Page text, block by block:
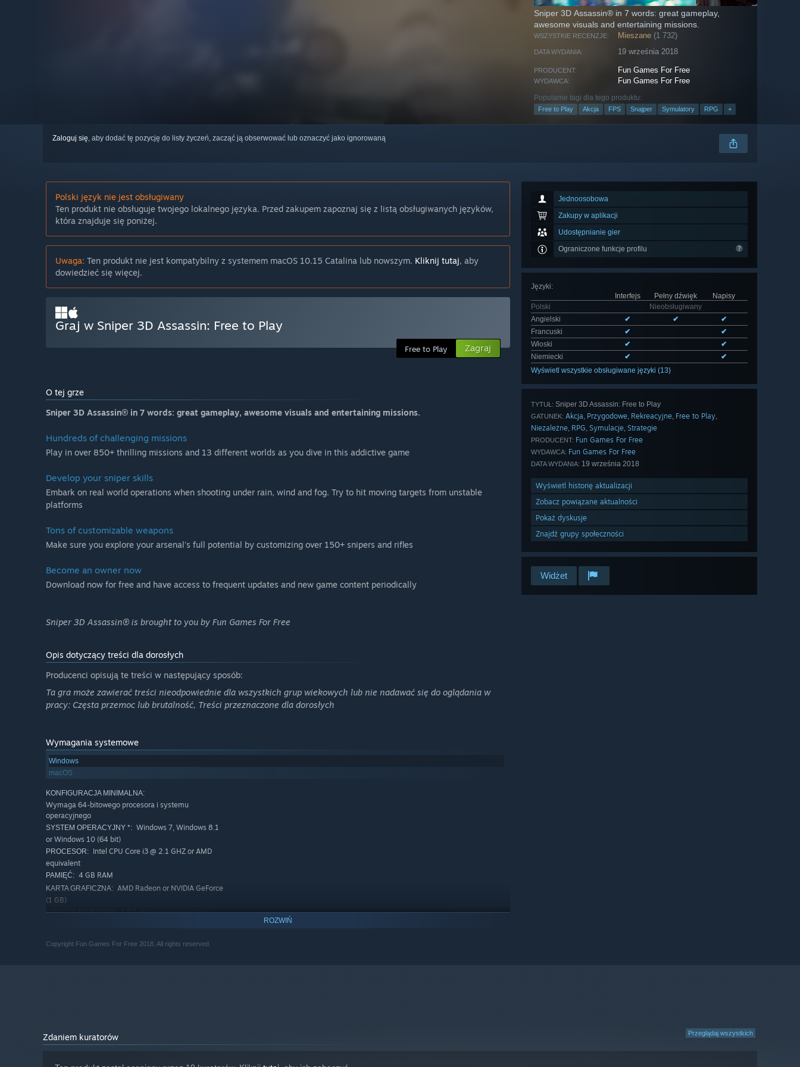
Sniper 3D Assassin® in 7 words: great gameplay,
awesome visuals and entertaining missions.
WSZYSTKIE RECENZJE: Mieszane (1 732)
DATA WYDANIA: 19 września 2018
PRODUCENT: Fun Games For Free
WYDAWCA: Fun Games For Free
Popularne tagi dla tego produktu:
Free to Play Akcja FPS Snajper Symulatory RPG +
Zaloguj się, aby dodać tę pozycję do listy życzeń, zacząć ją obserwować lub oznaczyć jako ignorowaną
Jednoosobowa
Zakupy w aplikacji
Udostępnianie gier
Ograniczone funkcje profilu
Języki:
Interfejs
Pełny dźwięk
Napisy
Polski
Nieobsługiwany
Angielski
✔ ✔
✔
Francuski
✔
✔
Włoski
✔
✔
Niemiecki
✔
✔
Wyświetl wszystkie obsługiwane języki (13)
TYTUŁ: Sniper 3D Assassin: Free to Play
GATUNEK: Akcja, Przygodowe, Rekreacyjne, Free to Play,
Niezależne, RPG, Symulacje, Strategie
PRODUCENT: Fun Games For Free
WYDAWCA: Fun Games For Free
DATA WYDANIA: 19 września 2018
Wyświetl historię aktualizacji
Zobacz powiązane aktualności
Pokaż dyskusje
Znajdź grupy społeczności
Widżet
Polski język nie jest obsługiwany
Ten produkt nie obsługuje twojego lokalnego języka. Przed zakupem zapoznaj się z listą obsługiwanych języków,
która znajduje się poniżej.
Uwaga: Ten produkt nie jest kompatybilny z systemem macOS 10.15 Catalina lub nowszym. Kliknij tutaj, aby
dowiedzieć się więcej.
Graj w Sniper 3D Assassin: Free to Play
Free to Play Zagraj
O tej grze
Sniper 3D Assassin® in 7 words: great gameplay, awesome visuals and entertaining missions.
Hundreds of challenging missions
Play in over 850+ thrilling missions and 13 different worlds as you dive in this addictive game
Develop your sniper skills
Embark on real world operations when shooting under rain, wind and fog. Try to hit moving targets from unstable
platforms
Tons of customizable weapons
Make sure you explore your arsenal's full potential by customizing over 150+ snipers and rifles
Become an owner now
Download now for free and have access to frequent updates and new game content periodically
Sniper 3D Assassin® is brought to you by Fun Games For Free
Opis dotyczący treści dla dorosłych
Producenci opisują te treści w następujący sposób:
Ta gra może zawierać treści nieodpowiednie dla wszystkich grup wiekowych lub nie nadawać się do oglądania w
pracy: Częsta przemoc lub brutalność, Treści przeznaczone dla dorosłych
Wymagania systemowe
Windows
macOS
KONFIGURACJA MINIMALNA:
Wymaga 64-bitowego procesora i systemu
operacyjnego
SYSTEM OPERACYJNY *: Windows 7, Windows 8.1
or Windows 10 (64 bit)
PROCESOR: Intel CPU Core i3 @ 2.1 GHZ or AMD
equivalent
PAMIĘĆ: 4 GB RAM
KARTA GRAFICZNA: AMD Radeon or NVIDIA GeForce
(1 GB)
MIEJSCE NA DYSKU: 1 GB dostępnej przestrzeni
PAMIĘĆ: 8 GB RAM
KARTA GRAFICZNA: AMD Radeon or NVIDIA GeForce
ROZWIŃ
Copyright Fun Games For Free 2018. All rights reserved.
Przeglądaj wszystkich
Zdaniem kuratorów